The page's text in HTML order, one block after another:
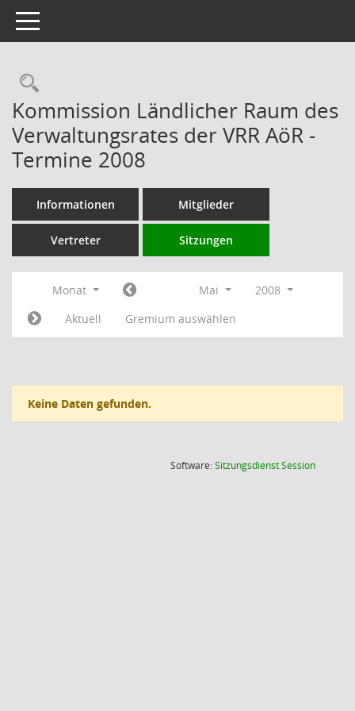
Toggle navigation
Rechercheauswahl
Kommission Ländlicher Raum des
Verwaltungsrates der VRR AöR -
Termine 2008
Informationen Mitglieder
Vertreter Sitzungen
Monat Mai
2008
Aktuell
Gremium auswählen
Keine Daten gefunden.
Software:SitzungsdienstSession(Wird in